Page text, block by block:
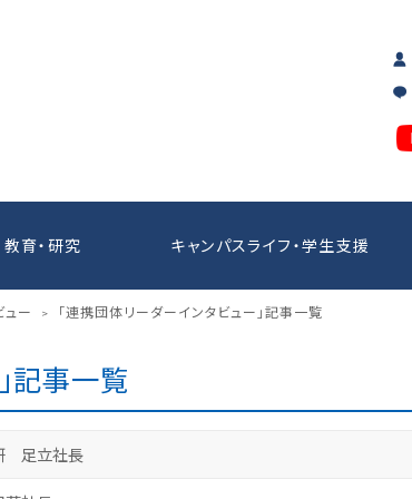
教育・研究 キャンパスライフ・学生支援
ー > 「連携団体リーダーインタビュー」記事一覧
記事一覧
足立社長